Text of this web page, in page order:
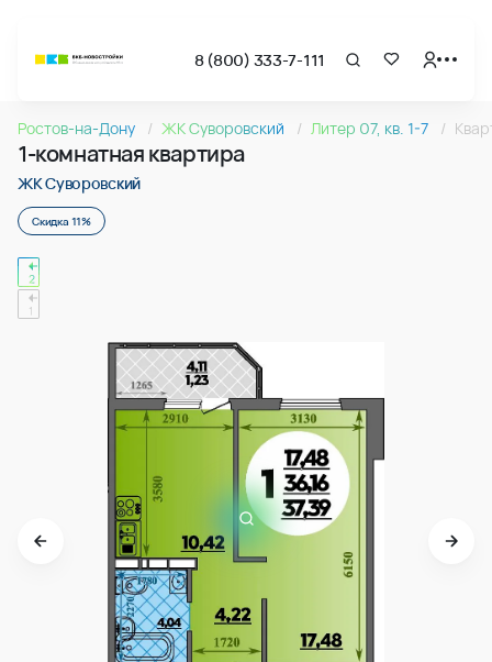
8 (800) 333-7-111
Квартира № 270 в ЖК Суворовский : подъезд 2, этаж 12,
1-комнатная квартира 37.39м2 в ЖК Суворовский, №270
1-комнатная квартира 37.39м2 в ЖК Суворовский, №270
Ростов-на-Дону ЖК Суворовский Литер 07, кв. 1-7
1-комнатная квартира
ЖК Суворовский
Скидка 11%